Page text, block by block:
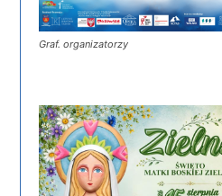
Graf. organizatorzy